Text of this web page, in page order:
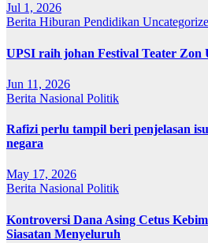
Jul 1, 2026
Berita Hiburan Pendidikan
UPSI raih johan Festival Teater Zon
Jun 11, 2026
Berita Nasional Politik
Rafizi perlu tampil beri penjelasan
negara
May 17, 2026
Berita Nasional Politik
Kontroversi Dana Asing Cetus
Siasatan Menyeluruh